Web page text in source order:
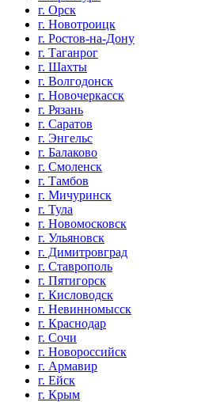
г. Орск
г. Новотроицк
г. Ростов-на-Дону
г. Таганрог
г. Шахты
г. Волгодонск
г. Новочеркасск
г. Рязань
г. Саратов
г. Энгельс
г. Балаково
г. Смоленск
г. Тамбов
г. Мичуринск
г. Тула
г. Новомосковск
г. Ульяновск
г. Димитровград
г. Ставрополь
г. Пятигорск
г. Кисловодск
г. Невинномысск
г. Краснодар
г. Сочи
г. Новороссийск
г. Армавир
г. Ейск
г. Крым